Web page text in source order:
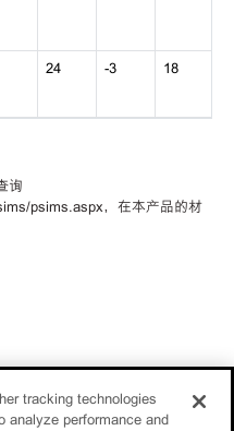
24 -3 18
询
psims.aspx，在本产品的材
tracking technologies
analyze performance and